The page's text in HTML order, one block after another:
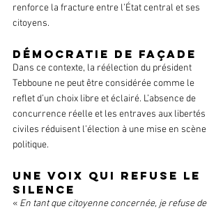
renforce la fracture entre l’État central et ses
citoyens.
Démocratie de façade
Dans ce contexte, la réélection du président
Tebboune ne peut être considérée comme le
reflet d’un choix libre et éclairé. L’absence de
concurrence réelle et les entraves aux libertés
civiles réduisent l’élection à une mise en scène
politique.
Une voix qui refuse le
silence
« En tant que citoyenne concernée, je refuse de